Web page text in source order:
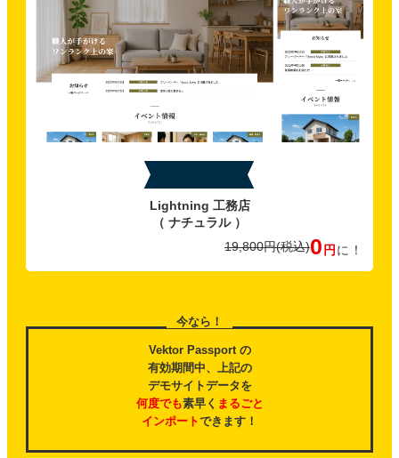
Lightning 工務店
（ ナチュラル ）
19,800円(税込)0 円 に！
今なら！
Vektor Passport の
有効期間中、上記の
デモサイトデータを
何度でも素早く まるごと
インポートできます！